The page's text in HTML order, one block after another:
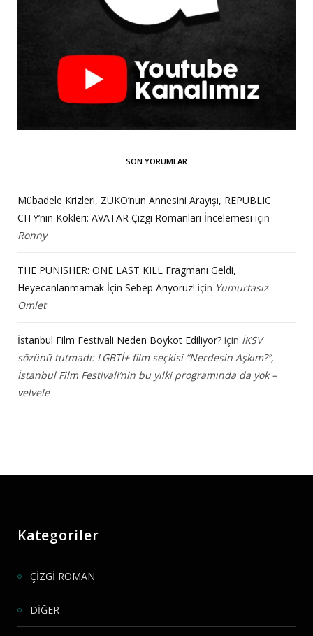
SON YORUMLAR
Mübadele Krizleri, ZUKO’nun Annesini Arayışı, REPUBLIC
CITY’nin Kökleri: AVATAR Çizgi Romanları İncelemesi için
Ronny
THE PUNISHER: ONE LAST KILL Fragmanı Geldi,
Heyecanlanmamak İçin Sebep Arıyoruz! için Yumurtasız
Omlet
İstanbul Film Festivali Neden Boykot Ediliyor? için İKSV
sözünü tutmadı: LGBTİ+ film seçkisi “Nerdesin Aşkım?”,
İstanbul Film Festivali’nin bu yılki programında da yok –
velvele
Kategoriler
ÇİZGİ ROMAN
DİĞER